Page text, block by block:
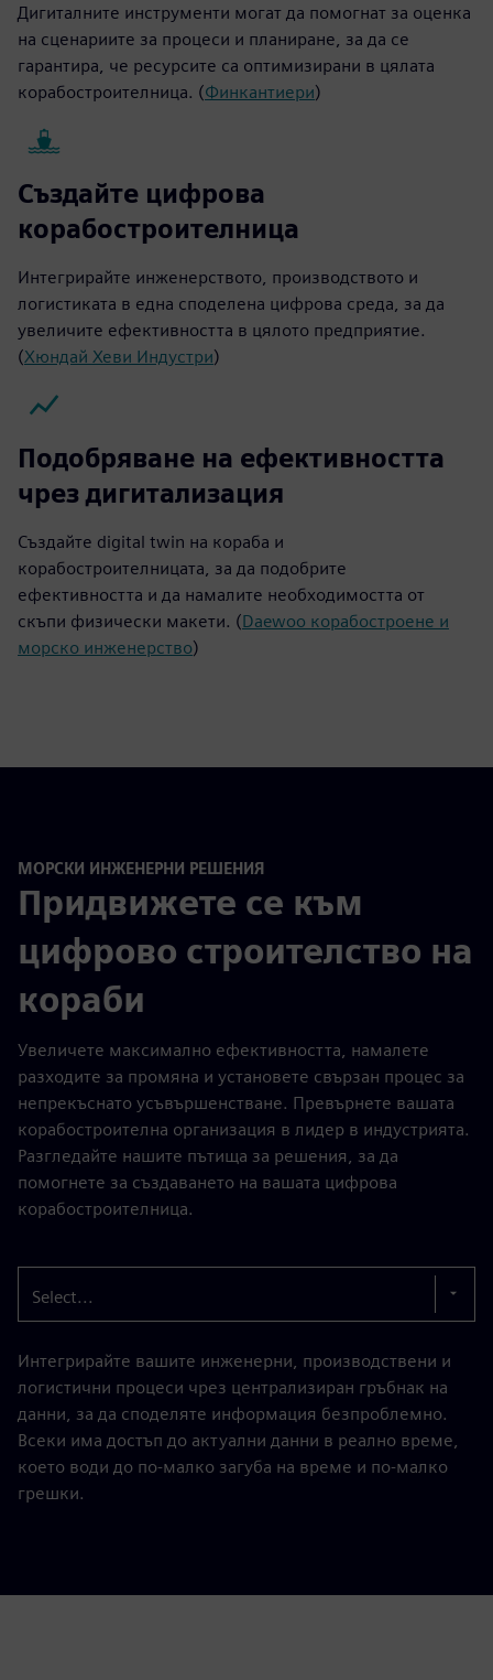
Дигиталните инструменти могат да помогнат за оценка
на сценариите за процеси и планиране, за да се
гарантира, че ресурсите са оптимизирани в цялата
корабостроителница. (Финкантиери)
Създайте цифрова
корабостроителница
Интегрирайте инженерството, производството и
логистиката в една споделена цифрова среда, за да
увеличите ефективността в цялото предприятие.
(Хюндай Хеви Индустри)
Подобряване на ефективността
чрез дигитализация
Създайте digital twin на кораба и
корабостроителницата, за да подобрите
ефективността и да намалите необходимостта от
скъпи физически макети. (Daewoo корабостроене и
морско инженерство)
МОРСКИ ИНЖЕНЕРНИ РЕШЕНИЯ
Придвижете се към
цифрово строителство на
кораби
Увеличете максимално ефективността, намалете
разходите за промяна и установете свързан процес за
непрекъснато усъвършенстване. Превърнете вашата
корабостроителна организация в лидер в индустрията.
Разгледайте нашите пътища за решения, за да
помогнете за създаването на вашата цифрова
корабостроителница.
Select...
Интегрирайте вашите инженерни, производствени и
логистични процеси чрез централизиран гръбнак на
данни, за да споделяте информация безпроблемно.
Всеки има достъп до актуални данни в реално време,
което води до по-малко загуба на време и по-малко
грешки.